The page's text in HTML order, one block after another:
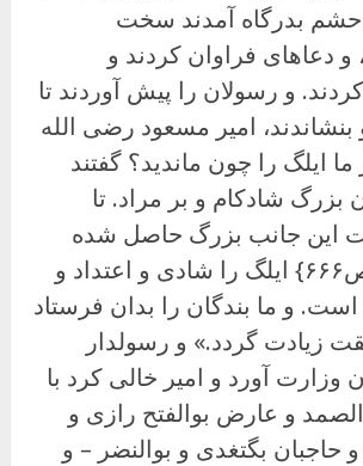
حشم بدرگاه آمدند سخت
و دعاهای فراوان کردند و
و رسولان را پیش آوردند تا
امیر مسعود رضی الله
ایلگ را چون ماندید؟ گفتند
شادکام و بر مراد. تا
این جانب بزرگ حاصل شده
است جانب {ص۶۶۶} ایلگ را شادی و اعتداد و
و ما بندگان را بدان فرستاد
زیادت گردد.» و رسولدار
وزارت آورد و امیر خالی کرد با
و عارض بوالفتح رازی و
حاجبان بگتغدى و بوالنضر – و